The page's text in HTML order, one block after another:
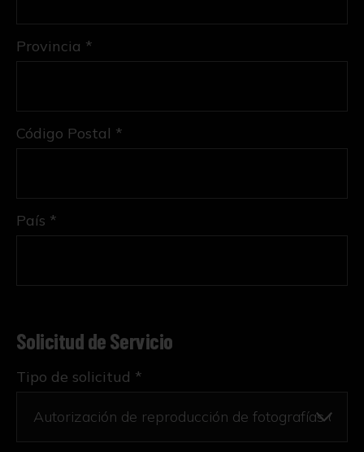
Provincia *
Código Postal *
País *
Solicitud de Servicio
Tipo de solicitud *